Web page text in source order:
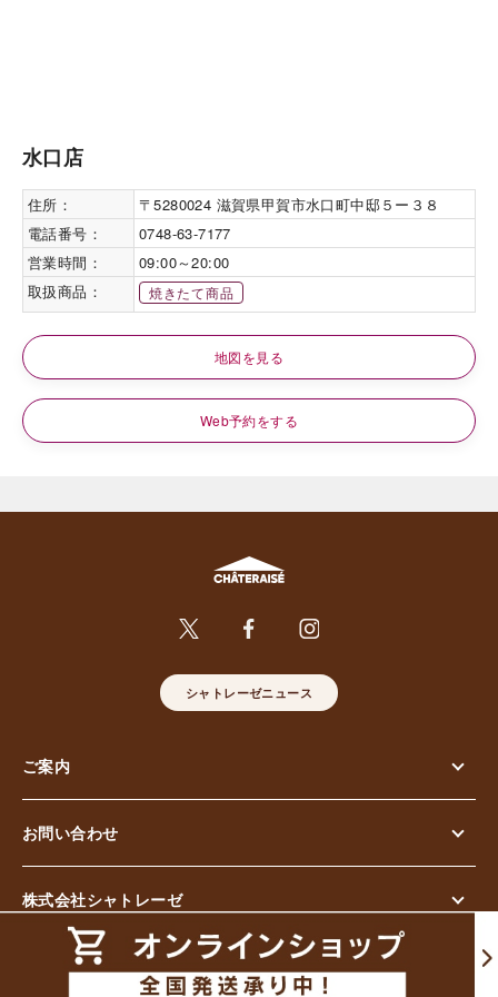
水口店
住所：
〒5280024 滋賀県甲賀市水口町中邸５ー３８
電話番号：
0748-63-7177
営業時間：
09:00～20:00
取扱商品：
焼きたて商品
地図を見る
Web予約をする
シャトレーゼニュース
ご案内
お問い合わせ
株式会社シャトレーゼ
© Chateraise Co.,Ltd. All Rights Reserved.